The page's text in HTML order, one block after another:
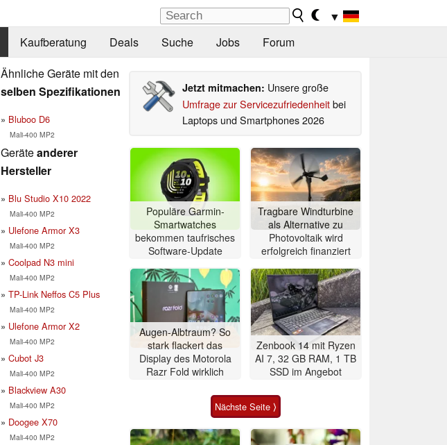
▼
Kaufberatung Deals Suche Jobs Forum
Ähnliche Geräte mit den
selben Spezifikationen
Bluboo D6
Mali-400 MP2
Geräteanderer
Hersteller
Blu Studio X10 2022
Mali-400 MP2
Ulefone Armor X3
Mali-400 MP2
Coolpad N3 mini
Mali-400 MP2
TP-Link Neffos C5 Plus
Mali-400 MP2
Ulefone Armor X2
Mali-400 MP2
Cubot J3
Mali-400 MP2
Blackview A30
Mali-400 MP2
Doogee X70
Mali-400 MP2
Jetzt mitmachen: Unsere große
Umfrage zur Servicezufriedenheitbei
Laptops und Smartphones 2026
Populäre Garmin-
Smartwatches
bekommen taufrisches
Software-Update
Tragbare Windturbine
als Alternative zu
Photovoltaik wird
erfolgreich finanziert
Augen-Albtraum? So
stark flackert das
Display des Motorola
Razr Fold wirklich
Zenbook 14 mit Ryzen
AI 7, 32 GB RAM, 1 TB
SSD im Angebot
Nächste Seite ⟩